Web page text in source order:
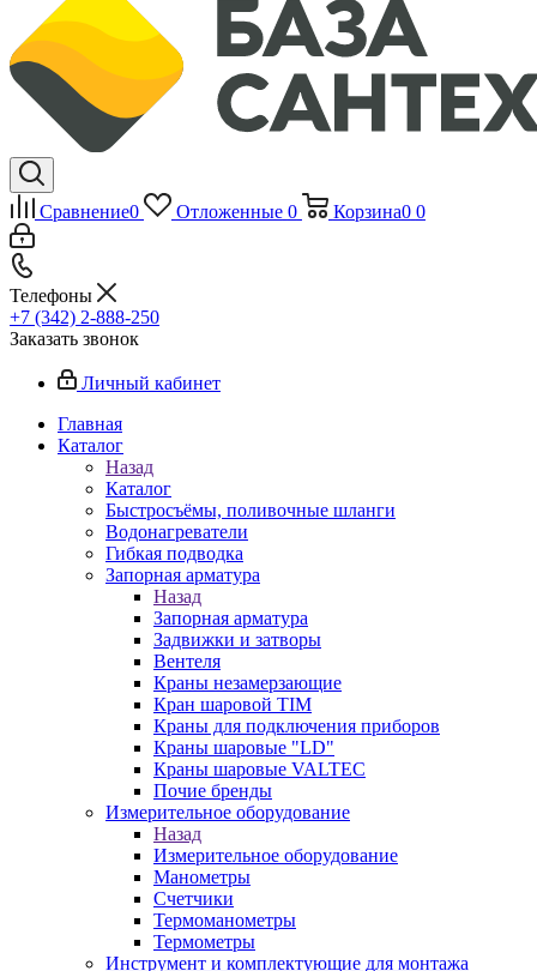
Сравнение0 Отложенные 0 Корзина0 0
Телефоны
+7 (342) 2-888-250
Заказать звонок
Личный кабинет
Главная
Каталог
Назад
Каталог
Быстросъёмы, поливочные шланги
Водонагреватели
Гибкая подводка
Запорная арматура
Назад
Запорная арматура
Задвижки и затворы
Вентеля
Краны незамерзающие
Кран шаровой TIM
Краны для подключения приборов
Краны шаровые "LD"
Краны шаровые VALTEC
Почие бренды
Измерительное оборудование
Назад
Измерительное оборудование
Манометры
Счетчики
Термоманометры
Термометры
Инструмент и комплектующие для монтажа